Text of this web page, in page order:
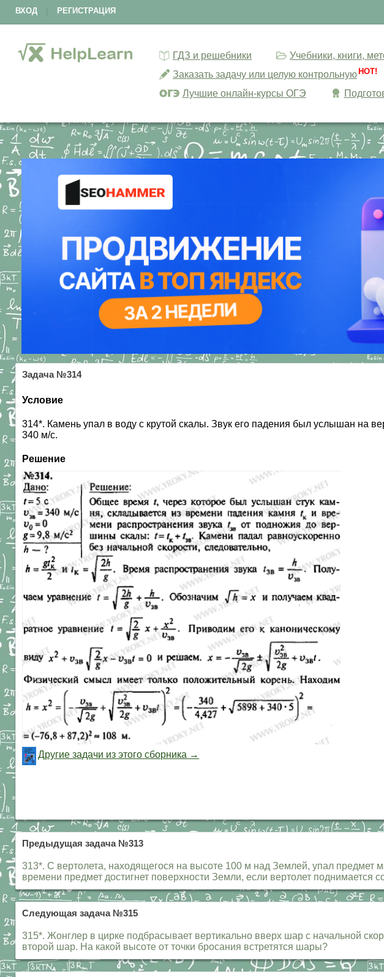
ВХОД РЕГИСТРАЦИЯ
ГДЗ и решебники
Учебники, книги,
Заказать задачу или целую контрольную HOT!
Лучшие онлайн-курсы ОГЭ
Задача №314
Условие
314*. Камень упал в воду с крутой скалы. Звук его падения был услышан на
340 м/с.
Решение
Другие задачи из этого сборника →
Предыдущая задача №313
313*. С вертолета, находящегося на высоте 100 м над Землей, упал предмет
времени предмет достигнет поверхности Земли, если вертолет поднимается
Следующая задача №315
315*. Жонглер в цирке подбрасывает вертикально вверх шар с начальной
второй шар. На какой высоте от точки бросания встретятся шары?